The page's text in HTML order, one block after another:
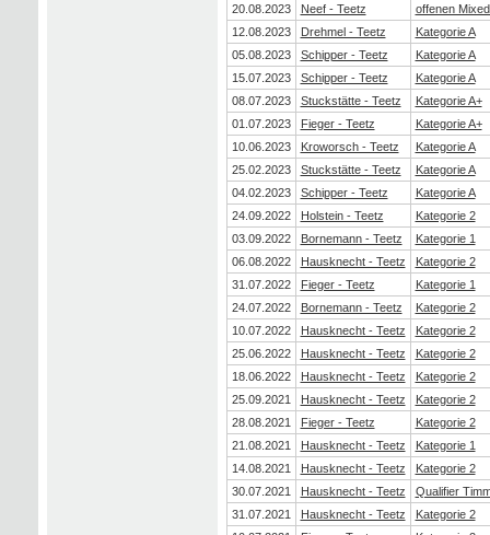
20.08.2023
Neef - Teetz
offenen
12.08.2023
Drehmel - Teetz
Kategorie A
05.08.2023
Schipper - Teetz
Kategorie A
15.07.2023
Schipper - Teetz
Kategorie A
08.07.2023
Stuckstätte - Teetz
Kategorie A+
01.07.2023
Fieger - Teetz
Kategorie A+
10.06.2023
Kroworsch - Teetz
Kategorie A
25.02.2023
Stuckstätte - Teetz
Kategorie A
04.02.2023
Schipper - Teetz
Kategorie A
24.09.2022
Holstein - Teetz
Kategorie 2
03.09.2022
Bornemann - Teetz
Kategorie 1
06.08.2022
Hausknecht - Teetz
Kategorie 2
31.07.2022
Fieger - Teetz
Kategorie 1
24.07.2022
Bornemann - Teetz
Kategorie 2
10.07.2022
Hausknecht - Teetz
Kategorie 2
25.06.2022
Hausknecht - Teetz
Kategorie 2
18.06.2022
Hausknecht - Teetz
Kategorie 2
25.09.2021
Hausknecht - Teetz
Kategorie 2
28.08.2021
Fieger - Teetz
Kategorie 2
21.08.2021
Hausknecht - Teetz
Kategorie 1
14.08.2021
Hausknecht - Teetz
Kategorie 2
30.07.2021
Hausknecht - Teetz
Qualifier
31.07.2021
Hausknecht - Teetz
Kategorie 2